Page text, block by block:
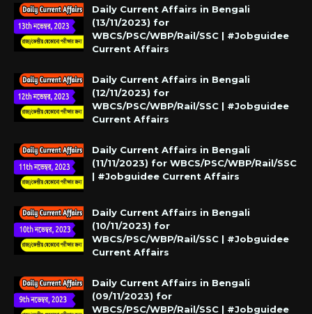
Daily Current Affairs in Bengali
(13/11/2023) for
WBCS/PSC/WBP/Rail/SSC | #Jobguidee
Current Affairs
Daily Current Affairs in Bengali
(12/11/2023) for
WBCS/PSC/WBP/Rail/SSC | #Jobguidee
Current Affairs
Daily Current Affairs in Bengali
(11/11/2023) for WBCS/PSC/WBP/Rail/SSC
| #Jobguidee Current Affairs
Daily Current Affairs in Bengali
(10/11/2023) for
WBCS/PSC/WBP/Rail/SSC | #Jobguidee
Current Affairs
Daily Current Affairs in Bengali
(09/11/2023) for
WBCS/PSC/WBP/Rail/SSC | #Jobguidee